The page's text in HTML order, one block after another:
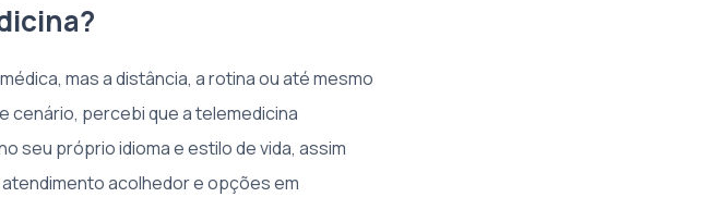
mas a distância, a rotina ou até mesmo
cenário, percebi que a telemedicina
seu próprio idioma e estilo de vida, assim
acolhedor e opções em